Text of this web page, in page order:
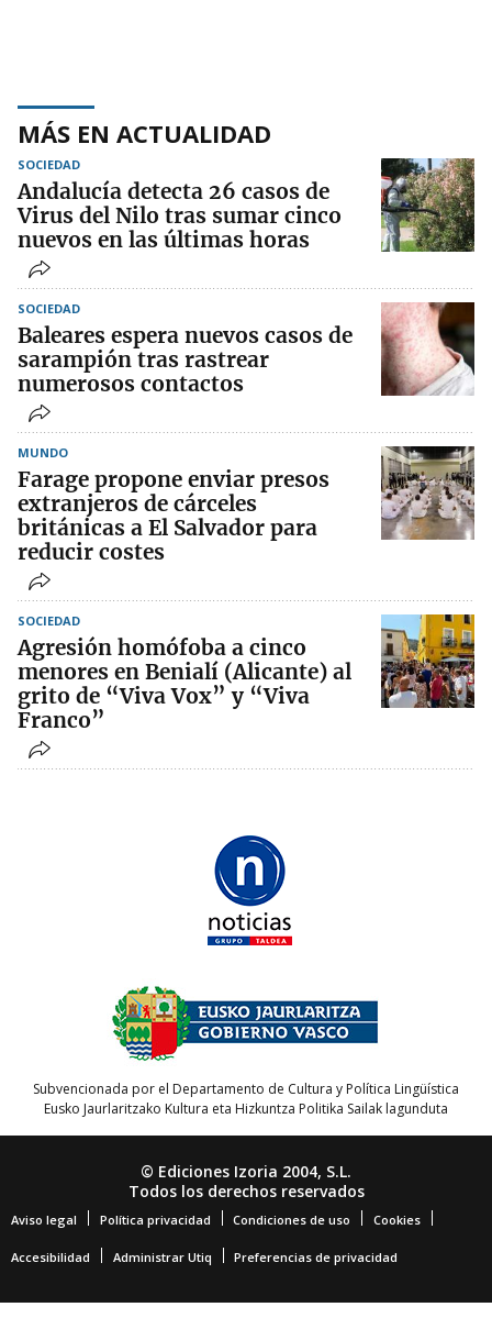
MÁS EN ACTUALIDAD
SOCIEDAD
Andalucía detecta 26 casos de
Virus del Nilo tras sumar cinco
nuevos en las últimas horas
SOCIEDAD
Baleares espera nuevos casos de
sarampión tras rastrear
numerosos contactos
MUNDO
Farage propone enviar presos
extranjeros de cárceles
británicas a El Salvador para
reducir costes
SOCIEDAD
Agresión homófoba a cinco
menores en Benialí (Alicante) al
grito de “Viva Vox” y “Viva
Franco”
Subvencionada por el Departamento de Cultura y Política Lingüística
Eusko Jaurlaritzako Kultura eta Hizkuntza Politika Sailak lagunduta
© Ediciones Izoria 2004, S.L.
Todos los derechos reservados
Aviso legal Política privacidad Condiciones de uso Cookies
Accesibilidad Administrar Utiq Preferencias de privacidad